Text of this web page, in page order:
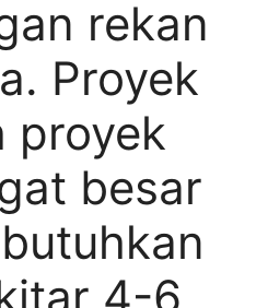
rekan
Proyek
proyek
besar
4-6